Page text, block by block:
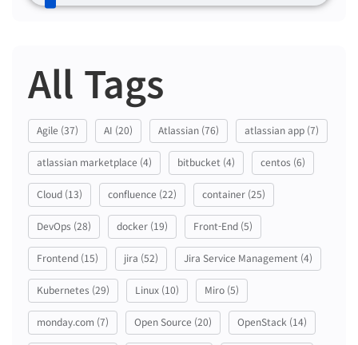
All Tags
Agile (37) AI (20) Atlassian (76) atlassian app (7)
atlassian marketplace (4) bitbucket (4) centos (6)
Cloud (13) confluence (22) container (25)
DevOps (28) docker (19) Front-End (5)
Frontend (15) jira (52) Jira Service Management (4)
Kubernetes (29) Linux (10) Miro (5)
monday.com (7) Open Source (20) OpenStack (14)